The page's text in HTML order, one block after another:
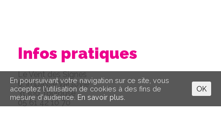
Infos pratiques
Le Vent des Signes
6, impasse Varsovie
31300 Toulouse
05 61 42 10 70
En poursuivant votre navigation sur ce site, vous
acceptez l'utilisation de cookies à des fins de
mesure d'audience. En savoir plus.
OK